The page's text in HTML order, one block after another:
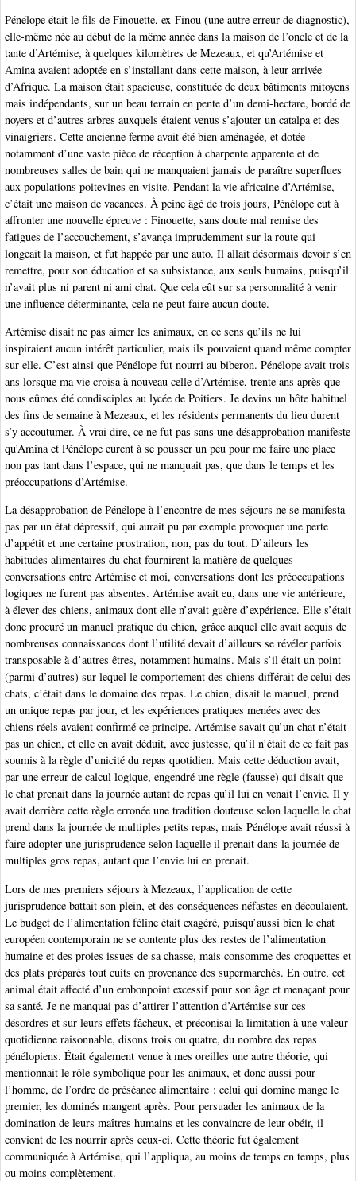
Pénélope était le fils de Finouette, ex-Finou (une autre erreur de diagnostic),
elle-même née au début de la même année dans la maison de l’oncle et de la
tante d’Artémise, à quelques kilomètres de Mezeaux, et qu’Artémise et
Amina avaient adoptée en s’installant dans cette maison, à leur arrivée
d’Afrique. La maison était spacieuse, constituée de deux bâtiments mitoyens
mais indépendants, sur un beau terrain en pente d’un demi-hectare, bordé de
noyers et d’autres arbres auxquels étaient venus s’ajouter un catalpa et des
vinaigriers. Cette ancienne ferme avait été bien aménagée, et dotée
notamment d’une vaste pièce de réception à charpente apparente et de
nombreuses salles de bain qui ne manquaient jamais de paraître superflues
aux populations poitevines en visite. Pendant la vie africaine d’Artémise,
c’était une maison de vacances. À peine âgé de trois jours, Pénélope eut à
affronter une nouvelle épreuve : Finouette, sans doute mal remise des
fatigues de l’accouchement, s’avança imprudemment sur la route qui
longeait la maison, et fut happée par une auto. Il allait désormais devoir s’en
remettre, pour son éducation et sa subsistance, aux seuls humains, puisqu’il
n’avait plus ni parent ni ami chat. Que cela eût sur sa personnalité à venir
une influence déterminante, cela ne peut faire aucun doute.
Artémise disait ne pas aimer les animaux, en ce sens qu’ils ne lui
inspiraient aucun intérêt particulier, mais ils pouvaient quand même compter
sur elle. C’est ainsi que Pénélope fut nourri au biberon. Pénélope avait trois
ans lorsque ma vie croisa à nouveau celle d’Artémise, trente ans après que
nous eûmes été condisciples au lycée de Poitiers. Je devins un hôte habituel
des fins de semaine à Mezeaux, et les résidents permanents du lieu durent
s’y accoutumer. À vrai dire, ce ne fut pas sans une désapprobation manifeste
qu’Amina et Pénélope eurent à se pousser un peu pour me faire une place
non pas tant dans l’espace, qui ne manquait pas, que dans le temps et les
préoccupations d’Artémise.
La désapprobation de Pénélope à l’encontre de mes séjours ne se manifesta
pas par un état dépressif, qui aurait pu par exemple provoquer une perte
d’appétit et une certaine prostration, non, pas du tout. D’aileurs les
habitudes alimentaires du chat fournirent la matière de quelques
conversations entre Artémise et moi, conversations dont les préoccupations
logiques ne furent pas absentes. Artémise avait eu, dans une vie antérieure,
à élever des chiens, animaux dont elle n’avait guère d’expérience. Elle s’était
donc procuré un manuel pratique du chien, grâce auquel elle avait acquis de
nombreuses connaissances dont l’utilité devait d’ailleurs se révéler parfois
transposable à d’autres êtres, notamment humains. Mais s’il était un point
(parmi d’autres) sur lequel le comportement des chiens différait de celui des
chats, c’était dans le domaine des repas. Le chien, disait le manuel, prend
un unique repas par jour, et les expériences pratiques menées avec des
chiens réels avaient confirmé ce principe. Artémise savait qu’un chat n’était
pas un chien, et elle en avait déduit, avec justesse, qu’il n’était de ce fait pas
soumis à la règle d’unicité du repas quotidien. Mais cette déduction avait,
par une erreur de calcul logique, engendré une règle (fausse) qui disait que
le chat prenait dans la journée autant de repas qu’il lui en venait l’envie. Il y
avait derrière cette règle erronée une tradition douteuse selon laquelle le chat
prend dans la journée de multiples petits repas, mais Pénélope avait réussi à
faire adopter une jurisprudence selon laquelle il prenait dans la journée de
multiples gros repas, autant que l’envie lui en prenait.
Lors de mes premiers séjours à Mezeaux, l’application de cette
jurisprudence battait son plein, et des conséquences néfastes en découlaient.
Le budget de l’alimentation féline était exagéré, puisqu’aussi bien le chat
européen contemporain ne se contente plus des restes de l’alimentation
humaine et des proies issues de sa chasse, mais consomme des croquettes et
des plats préparés tout cuits en provenance des supermarchés. En outre, cet
animal était affecté d’un embonpoint excessif pour son âge et menaçant pour
sa santé. Je ne manquai pas d’attirer l’attention d’Artémise sur ces
désordres et sur leurs effets fâcheux, et préconisai la limitation à une valeur
quotidienne raisonnable, disons trois ou quatre, du nombre des repas
pénélopiens. Était également venue à mes oreilles une autre théorie, qui
mentionnait le rôle symbolique pour les animaux, et donc aussi pour
l’homme, de l’ordre de préséance alimentaire : celui qui domine mange le
premier, les dominés mangent après. Pour persuader les animaux de la
domination de leurs maîtres humains et les convaincre de leur obéir, il
convient de les nourrir après ceux-ci. Cette théorie fut également
communiquée à Artémise, qui l’appliqua, au moins de temps en temps, plus
ou moins complètement.